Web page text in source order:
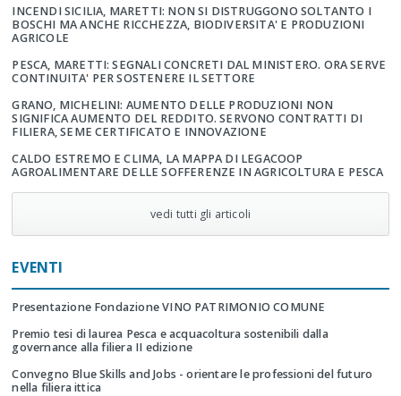
INCENDI SICILIA, MARETTI: NON SI DISTRUGGONO SOLTANTO I
BOSCHI MA ANCHE RICCHEZZA, BIODIVERSITA' E PRODUZIONI
AGRICOLE
PESCA, MARETTI: SEGNALI CONCRETI DAL MINISTERO. ORA SERVE
CONTINUITA' PER SOSTENERE IL SETTORE
GRANO, MICHELINI: AUMENTO DELLE PRODUZIONI NON
SIGNIFICA AUMENTO DEL REDDITO. SERVONO CONTRATTI DI
FILIERA, SEME CERTIFICATO E INNOVAZIONE
CALDO ESTREMO E CLIMA, LA MAPPA DI LEGACOOP
AGROALIMENTARE DELLE SOFFERENZE IN AGRICOLTURA E PESCA
vedi tutti gli articoli
EVENTI
Presentazione Fondazione VINO PATRIMONIO COMUNE
Premio tesi di laurea Pesca e acquacoltura sostenibili dalla
governance alla filiera II edizione
Convegno Blue Skills and Jobs - orientare le professioni del futuro
nella filiera ittica